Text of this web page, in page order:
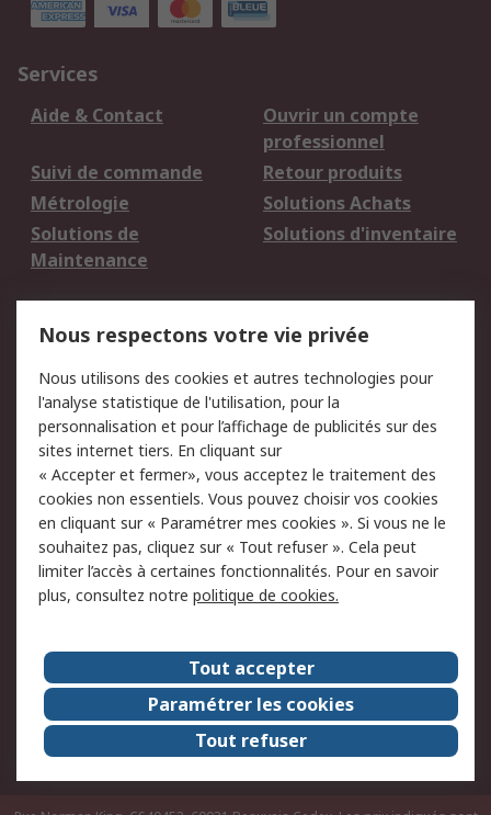
Services
Aide & Contact
Ouvrir un compte
professionnel
Suivi de commande
Retour produits
Métrologie
Solutions Achats
Solutions de
Maintenance
Solutions d'inventaire
du site
Politique de protection
des données - Mise à
jour
Sécurité des E-mails
Conditions générales
de vente
Politique anti-
corruption
Campagnes marketing
A propos de RS
A propos de RS France
Evénements
Le groupe RS Group Plc
Presse
RS dans le monde
Démarche RSE
Nous rejoindre
RS Particuliers
Nous respectons votre vie privée
Nous utilisons des cookies et autres technologies pour
l'analyse statistique de l'utilisation, pour la
personnalisation et pour l’affichage de publicités sur des
sites internet tiers. En cliquant sur
« Accepter et fermer», vous acceptez le traitement des
cookies non essentiels. Vous pouvez choisir vos cookies
en cliquant sur « Paramétrer mes cookies ». Si vous ne le
souhaitez pas, cliquez sur « Tout refuser ». Cela peut
limiter l’accès à certaines fonctionnalités. Pour en savoir
plus, consultez notre politique de cookies.
Tout accepter
Paramétrer les cookies
Tout refuser